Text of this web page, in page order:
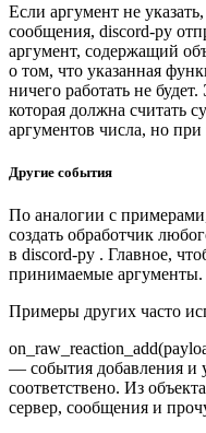
Если аргумент не
сообщения, discord-py
аргумент, содержащий
о том, что указанная
ничего работать не
которая должна считать
аргументов числа, но
Другие события
По аналогии с
создать обработчик
в discord-py . Главное,
принимаемые аргументы.
Примеры других часто
— события добавления и
соответствено. Из
сервер, сообщения и